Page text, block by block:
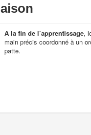
A la fin de l’apprentissage,
main précis coordonné à un
patte.